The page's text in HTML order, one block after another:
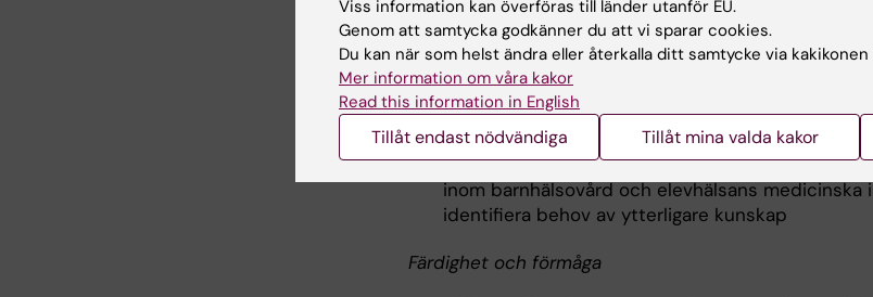
visa insikt i barnhälsovård och elevhälsans
och samverkan med närliggande
professioner samt ha kunskap om gällande
styrdokument
kritiskt värdera nationell och internationell
kvalitetsutveckling och tillämpning av
inom barnhälsovård och elevhälsans medicinska
identifiera behov av ytterligare kunskap
Färdighet och förmåga
Viss information kan överföras till länder utanför EU.
Genom att samtycka godkänner du att vi sparar cookies.
Du kan när som helst ändra eller återkalla ditt samtycke via
Mer information om våra kakor
Read this information in English
Tillåt endast nödvändiga Tillåt mina valda kakor